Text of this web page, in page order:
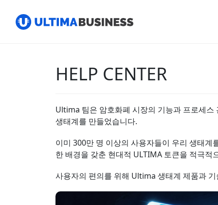
HELP CENTER
Ultima 팀은 암호화폐 시장의 기능과 프로세
생태계를 만들었습니다.
이미 300만 명 이상의 사용자들이 우리 생태
한 배경을 갖춘 현대적 ULTIMA 토큰을 적극적
사용자의 편의를 위해 Ultima 생태계 제품과